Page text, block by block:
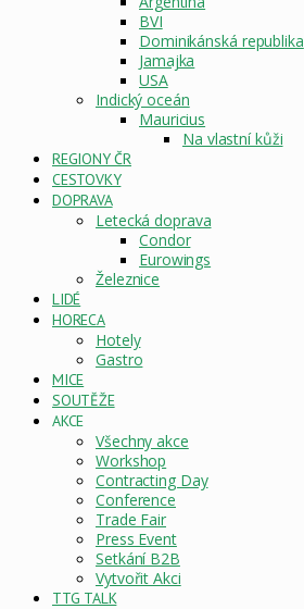
BVI
Dominikánská republika
Jamajka
USA
Indický oceán
Mauricius
Na vlastní kůži
REGIONY ČR
CESTOVKY
DOPRAVA
Letecká doprava
Condor
Eurowings
Železnice
LIDÉ
HORECA
Hotely
Gastro
MICE
SOUTĚŽE
AKCE
Všechny akce
Workshop
Contracting Day
Conference
Trade Fair
Press Event
Setkání B2B
Vytvořit Akci
TTG TALK